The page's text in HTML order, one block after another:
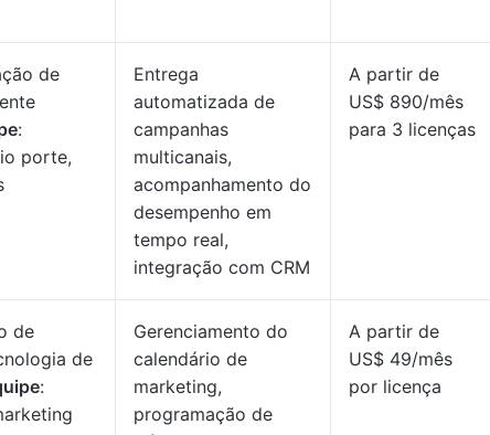
de
:
porte,
Entrega
automatizada de
campanhas
multicanais,
acompanhamento do
desempenho em
tempo real,
integração com CRM
A partir de
US$ 890/mês
para 3 licenças
de
de
:
Gerenciamento do
calendário de
marketing,
programação de
A partir de
US$ 49/mês
por licença